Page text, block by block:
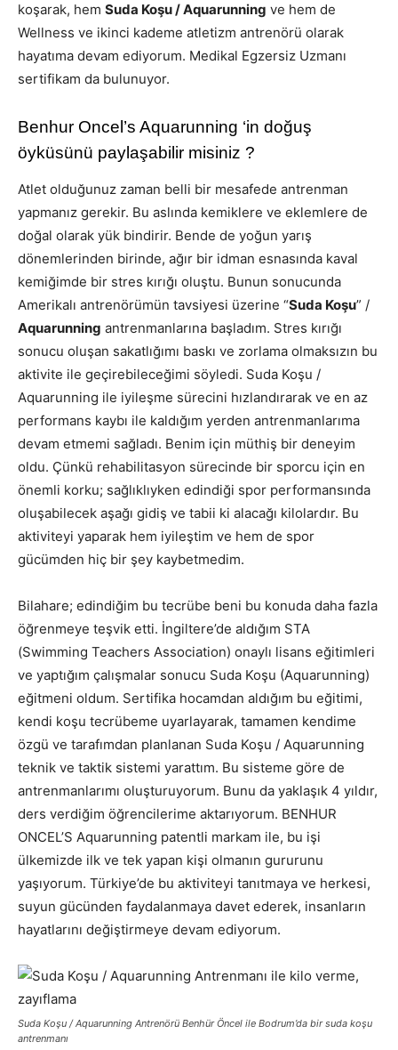
koşarak, hem Suda Koşu / Aquarunning ve hem de
Wellness ve ikinci kademe atletizm antrenörü olarak
hayatıma devam ediyorum. Medikal Egzersiz Uzmanı
sertifikam da bulunuyor.
Benhur Oncel’s Aquarunning ‘in doğuş
öyküsünü paylaşabilir misiniz ?
Atlet olduğunuz zaman belli bir mesafede antrenman
yapmanız gerekir. Bu aslında kemiklere ve eklemlere de
doğal olarak yük bindirir. Bende de yoğun yarış
dönemlerinden birinde, ağır bir idman esnasında kaval
kemiğimde bir stres kırığı oluştu. Bunun sonucunda
Amerikalı antrenörümün tavsiyesi üzerine “Suda Koşu” /
Aquarunning antrenmanlarına başladım. Stres kırığı
sonucu oluşan sakatlığımı baskı ve zorlama olmaksızın bu
aktivite ile geçirebileceğimi söyledi. Suda Koşu /
Aquarunning ile iyileşme sürecini hızlandırarak ve en az
performans kaybı ile kaldığım yerden antrenmanlarıma
devam etmemi sağladı. Benim için müthiş bir deneyim
oldu. Çünkü rehabilitasyon sürecinde bir sporcu için en
önemli korku; sağlıklıyken edindiği spor performansında
oluşabilecek aşağı gidiş ve tabii ki alacağı kilolardır. Bu
aktiviteyi yaparak hem iyileştim ve hem de spor
gücümden hiç bir şey kaybetmedim.
Bilahare; edindiğim bu tecrübe beni bu konuda daha fazla
öğrenmeye teşvik etti. İngiltere’de aldığım STA
(Swimming Teachers Association) onaylı lisans eğitimleri
ve yaptığım çalışmalar sonucu Suda Koşu (Aquarunning)
eğitmeni oldum. Sertifika hocamdan aldığım bu eğitimi,
kendi koşu tecrübeme uyarlayarak, tamamen kendime
özgü ve tarafımdan planlanan Suda Koşu / Aquarunning
teknik ve taktik sistemi yarattım. Bu sisteme göre de
antrenmanlarımı oluşturuyorum. Bunu da yaklaşık 4 yıldır,
ders verdiğim öğrencilerime aktarıyorum. BENHUR
ONCEL’S Aquarunning patentli markam ile, bu işi
ülkemizde ilk ve tek yapan kişi olmanın gururunu
yaşıyorum. Türkiye’de bu aktiviteyi tanıtmaya ve herkesi,
suyun gücünden faydalanmaya davet ederek, insanların
hayatlarını değiştirmeye devam ediyorum.
Suda Koşu / Aquarunning Antrenörü Benhür Öncel ile Bodrum’da bir suda koşu
antrenmanı